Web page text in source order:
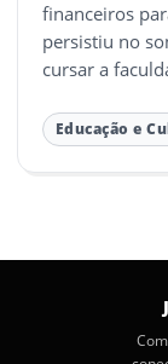
financeiros
persistiu no
cursar a
Educação e